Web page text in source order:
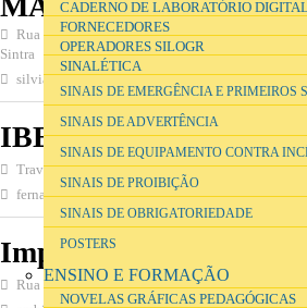
CADERNO DE LABORATÓRIO
FORNECEDORES
OPERADORES SILOGR
SINALÉTICA
SINAIS DE EMERGÊNCIA E PRIMEIROS
SINAIS DE ADVERTÊNCIA
SINAIS DE EQUIPAMENTO CONTRA
SINAIS DE PROIBIÇÃO
SINAIS DE OBRIGATORIEDADE
POSTERS
ENSINO E FORMAÇÃO
NOVELAS GRÁFICAS PEDAGÓGICAS
Rua da Tascoa nº16 Armazem 16 Edificio
Sintra
silviapsantos@sapo.pt
918044001
IBER-Reciclagem, SA
Travessa das Lages, Canelas Vng 4410-308, Vila
fernando.moreira@fjmoreira.com
ImpressT
Rua Teófilo Braga, N.º 7 A/B/C, Portimão 8500-